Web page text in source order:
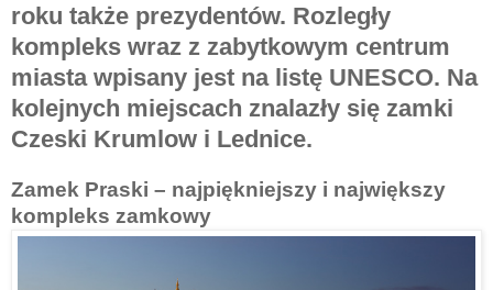
roku także prezydentów. Rozległy
kompleks wraz z zabytkowym centrum
miasta wpisany jest na listę UNESCO. Na
kolejnych miejscach znalazły się zamki
Czeski Krumlow i Lednice.
Zamek Praski – najpiękniejszy i największy
kompleks zamkowy